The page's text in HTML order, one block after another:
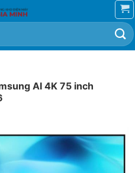
AI 4K 75 inch